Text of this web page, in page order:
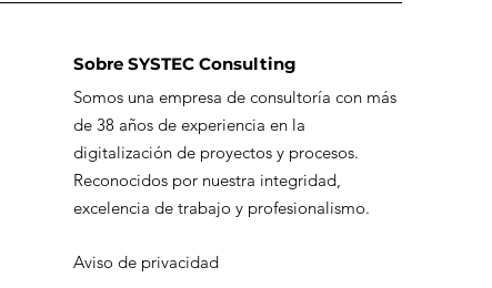
Sobre SYSTEC Consulting
Somos una empresa de consultoría con más
de 38 años de experiencia en la
digitalización de proyectos y procesos.
Reconocidos por nuestra integridad,
excelencia de trabajo y profesionalismo.
Aviso de privacidad